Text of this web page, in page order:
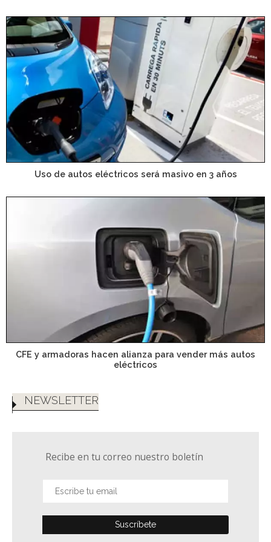
Uso de autos eléctricos será masivo en 3 años
CFE y armadoras hacen alianza para vender más autos
eléctricos
NEWSLETTER
Recibe en tu correo nuestro boletín